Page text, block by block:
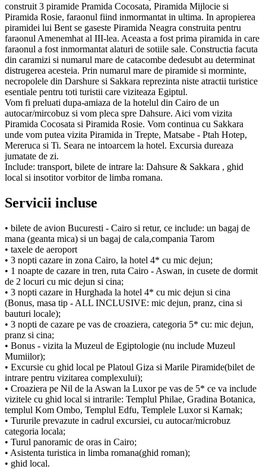
construit 3 piramide Pramida Cocosata, Piramida Mijlocie si
Piramida Rosie, faraonul fiind inmormantat in ultima. In apropierea
piramidei lui Bent se gaseste Piramida Neagra construita pentru
faraonul Amenemhat al III-lea. Aceasta a fost prima piramida in care
faraonul a fost inmormantat alaturi de sotiile sale. Constructia facuta
din caramizi si numarul mare de catacombe dedesubt au determinat
distrugerea acesteia. Prin numarul mare de piramide si morminte,
necropolele din Darshure si Sakkara reprezinta niste atractii turistice
esentiale pentru toti turistii care viziteaza Egiptul.
Vom fi preluati dupa-amiaza de la hotelul din Cairo de un
autocar/mircobuz si vom pleca spre Dahsure. Aici vom vizita
Piramida Cocosata si Piramida Rosie. Vom continua cu Sakkara
unde vom putea vizita Piramida in Trepte, Matsabe - Ptah Hotep,
Mereruca si Ti. Seara ne intoarcem la hotel. Excursia dureaza
jumatate de zi.
Include: transport, bilete de intrare la: Dahsure & Sakkara , ghid
local si insotitor vorbitor de limba romana.
Servicii incluse
• bilete de avion Bucuresti - Cairo si retur, ce include: un bagaj de
mana (geanta mica) si un bagaj de cala,compania Tarom
• taxele de aeroport
• 3 nopti cazare in zona Cairo, la hotel 4* cu mic dejun;
• 1 noapte de cazare in tren, ruta Cairo - Aswan, in cusete de dormit
de 2 locuri cu mic dejun si cina;
• 3 nopti cazare in Hurghada la hotel 4* cu mic dejun si cina
(Bonus, masa tip - ALL INCLUSIVE: mic dejun, pranz, cina si
bauturi locale);
• 3 nopti de cazare pe vas de croaziera, categoria 5* cu: mic dejun,
pranz si cina;
• Bonus - vizita la Muzeul de Egiptologie (nu include Muzeul
Mumiilor);
• Excursie cu ghid local pe Platoul Giza si Marile Piramide(bilet de
intrare pentru vizitarea complexului);
• Croaziera pe Nil de la Aswan la Luxor pe vas de 5* ce va include
vizitele cu ghid local si intrarile: Templul Philae, Gradina Botanica,
templul Kom Ombo, Templul Edfu, Templele Luxor si Karnak;
• Tururile prevazute in cadrul excursiei, cu autocar/microbuz
categoria locala;
• Turul panoramic de oras in Cairo;
• Asistenta turistica in limba romana(ghid roman);
• ghid local.